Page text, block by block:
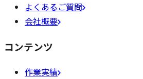
よくあるご質問
会社概要
コンテンツ
作業実績